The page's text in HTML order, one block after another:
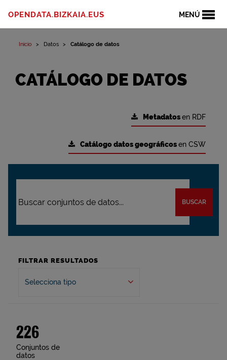
MENÚ
OPENDATA.BIZKAIA.EUS
Inicio Datos Catálogo de datos
CATÁLOGO DE DATOS
Metadatosen RDF
Catálogo datos geográficosen CSW
BUSCAR
FILTRAR RESULTADOS
Selecciona tipo
226
Conjuntos de
datos